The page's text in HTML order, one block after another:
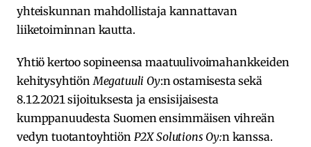
yhteiskunnan mahdollistaja kannattavan
liiketoiminnan kautta.
Yhtiö kertoo sopineensa maatuulivoimahankkeiden
kehitysyhtiön Megatuuli Oy:n ostamisesta sekä
8.12.2021 sijoituksesta ja ensisijaisesta
kumppanuudesta Suomen ensimmäisen vihreän
vedyn tuotantoyhtiön P2X Solutions Oy:n kanssa.